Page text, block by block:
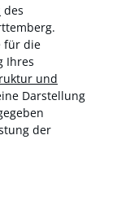
des
für die
Ihres
und
Darstellung
der